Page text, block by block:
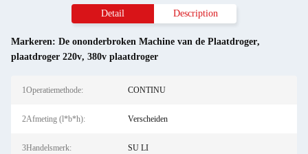
Detail Description
Markeren: De ononderbroken Machine van de Plaatdroger,
plaatdroger 220v, 380v plaatdroger
1Operatiemethode: CONTINU
2Afmeting (l*b*h): Verscheiden
3Handelsmerk: SU LI